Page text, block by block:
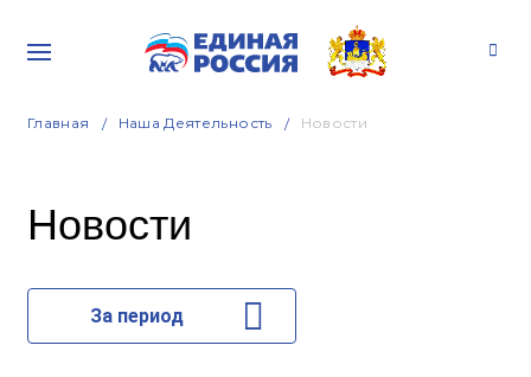
Главная Наша Деятельность Новости
Новости
За период